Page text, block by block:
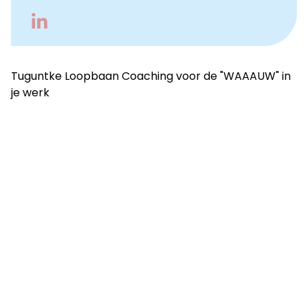
Tuguntke Loopbaan Coaching voor de "WAAAUW" in
je werk